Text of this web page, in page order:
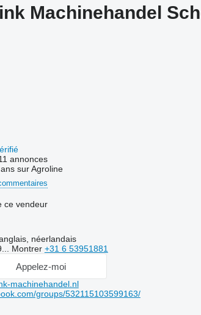
Machinehandel
annonces
sur Agroline
ce vendeur
néerlandais
Montrer +31 6 53951881
Appelez-moi
machinehandel.nl
groups/532115103599163/